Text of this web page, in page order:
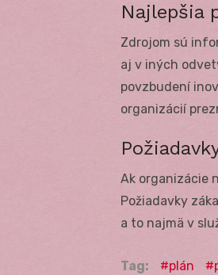
Najlepšia
Zdrojom sú
aj v iných
povzbudení
organizácií
Ak organizácie
Požiadavky
a to najmä v
Tag: plán